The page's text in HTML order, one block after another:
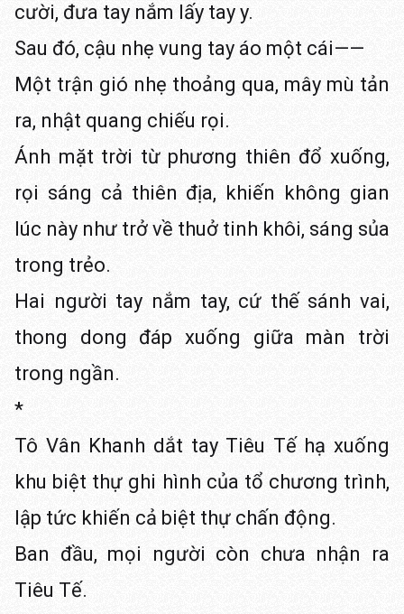
cười, đưa tay nắm lấy tay y.
Sau đó, cậu nhẹ vung tay áo một cái——
Một trận gió nhẹ thoảng qua, mây mù tản
ra, nhật quang chiếu rọi.
Ánh mặt trời từ phương thiên đổ xuống,
rọi sáng cả thiên địa, khiến không gian
lúc này như trở về thuở tinh khôi, sáng sủa
trong trẻo.
Hai người tay nắm tay, cứ thế sánh vai,
thong dong đáp xuống giữa màn trời
trong ngần.
*
Tô Vân Khanh dắt tay Tiêu Tế hạ xuống
khu biệt thự ghi hình của tổ chương trình,
lập tức khiến cả biệt thự chấn động.
Ban đầu, mọi người còn chưa nhận ra
Tiêu Tế.